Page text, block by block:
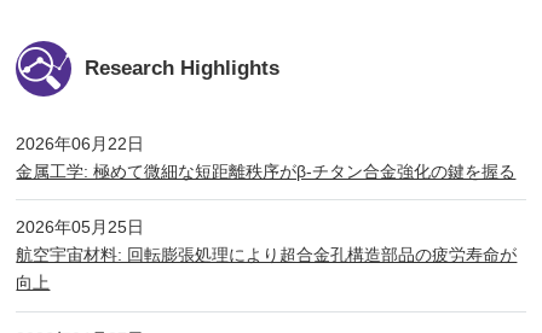
Research Highlights
2026年06月22日
金属工学: 極めて微細な短距離秩序がβ-チタン合金強化の鍵を握る
2026年05月25日
航空宇宙材料: 回転膨張処理により超合金孔構造部品の疲労寿命が
向上